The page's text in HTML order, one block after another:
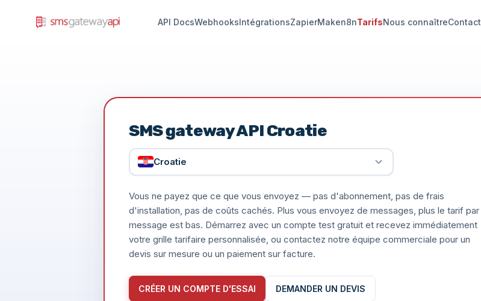
API DocsWebhooksIntégrationsZapierMaken8nTarifsNous connaîtreContact
SMS gateway API Croatie
Croatie
Vous ne payez que ce que vous envoyez — pas d'abonnement, pas de frais
d'installation, pas de coûts cachés. Plus vous envoyez de messages, plus le tarif par
message est bas. Démarrez avec un compte test gratuit et recevez immédiatement
votre grille tarifaire personnalisée, ou contactez notre équipe commerciale pour un
devis sur mesure ou un paiement sur facture.
CRÉER UN COMPTE D'ESSAI DEMANDER UN DEVIS